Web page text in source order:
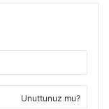
Unuttunuz mu?